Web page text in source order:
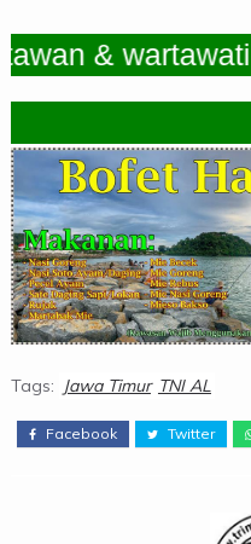
& wartawati,
Tags: Jawa Timur TNI AL
Facebook Twitter